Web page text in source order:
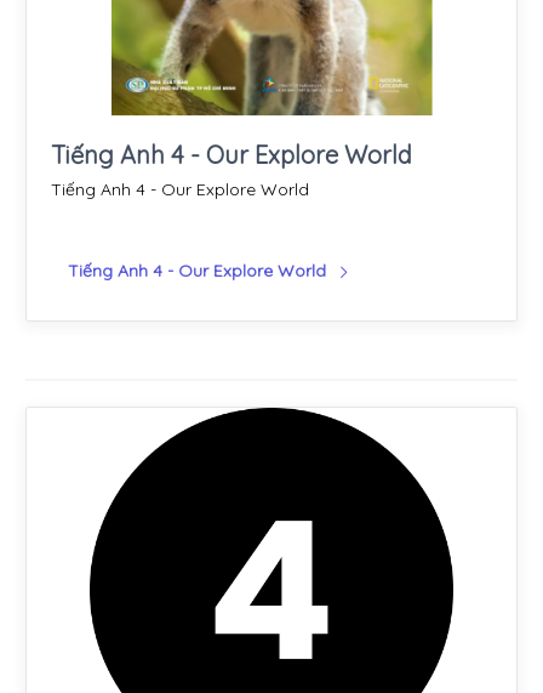
Tiếng Anh 4 - Our Explore World
Tiếng Anh 4 - Our Explore World
Tiếng Anh 4 - Our Explore World